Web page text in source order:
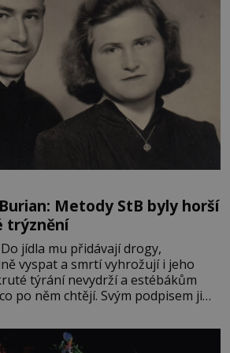
Metody StB byly horší
trýznění
jídla mu přidávají drogy,
vyspat a smrtí vyhrožují i jeho
týrání nevydrží a estébákům
po něm chtějí. Svým podpisem jim
nátlak. Syn brněnského řezníka